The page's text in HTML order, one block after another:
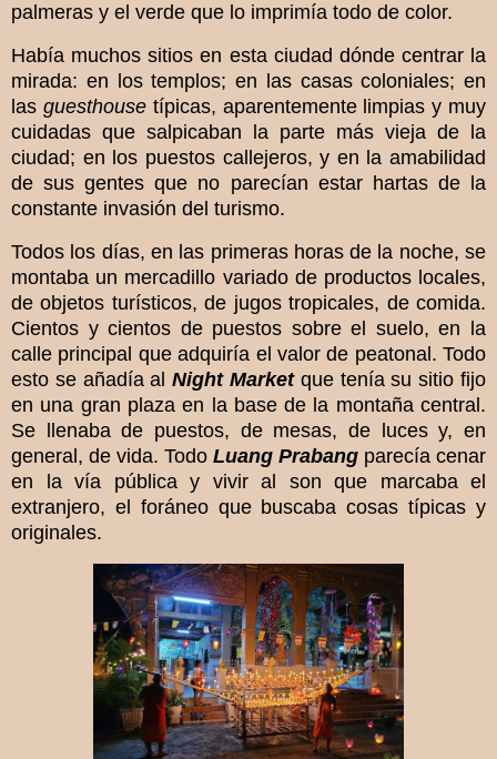
palmeras y el verde que lo imprimía todo de color.
Había muchos sitios en esta ciudad dónde centrar la
mirada: en los templos; en las casas coloniales; en
las guesthousetípicas, aparentemente limpias y muy
cuidadas que salpicaban la parte más vieja de la
ciudad; en los puestos callejeros, y en la amabilidad
de sus gentes que no parecían estar hartas de la
constante invasión del turismo.
Todos los días, en las primeras horas de la noche, se
montaba un mercadillo variado de productos locales,
de objetos turísticos, de jugos tropicales, de comida.
Cientos y cientos de puestos sobre el suelo, en la
calle principal que adquiría el valor de peatonal. Todo
esto se añadía alNight Marketque tenía su sitio fijo
en una gran plaza en la base de la montaña central.
Se llenaba de puestos, de mesas, de luces y, en
general, de vida. Todo Luang Prabang parecía cenar
en la vía pública y vivir al son que marcaba el
extranjero, el foráneo que buscaba cosas típicas y
originales.